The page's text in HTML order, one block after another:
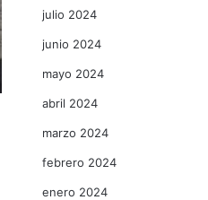
julio 2024
junio 2024
mayo 2024
abril 2024
marzo 2024
febrero 2024
enero 2024